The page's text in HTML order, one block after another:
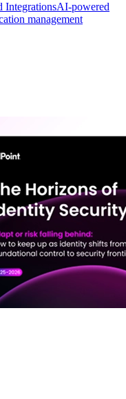
IntegrationsAI-powered
management